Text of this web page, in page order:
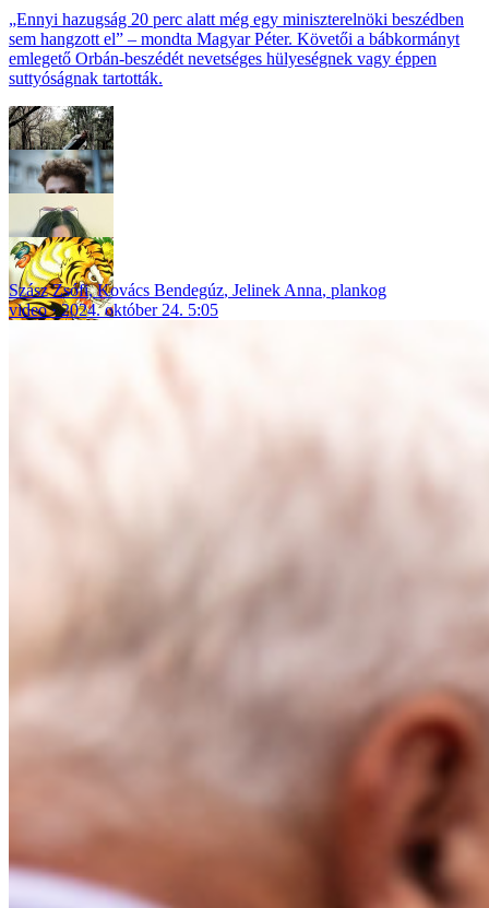
„Ennyi hazugság 20 perc alatt még egy miniszterelnöki beszédben
sem hangzott el” – mondta Magyar Péter. Követői a bábkormányt
emlegető Orbán-beszédét nevetséges hülyeségnek vagy éppen
suttyóságnak tartották.
Szász Zsófi,Kovács Bendegúz, Jelinek Anna, plankog
video
2024. október 24. 5:05